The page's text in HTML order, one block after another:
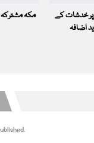
مکہ
پر خدشات کے
اضافہ